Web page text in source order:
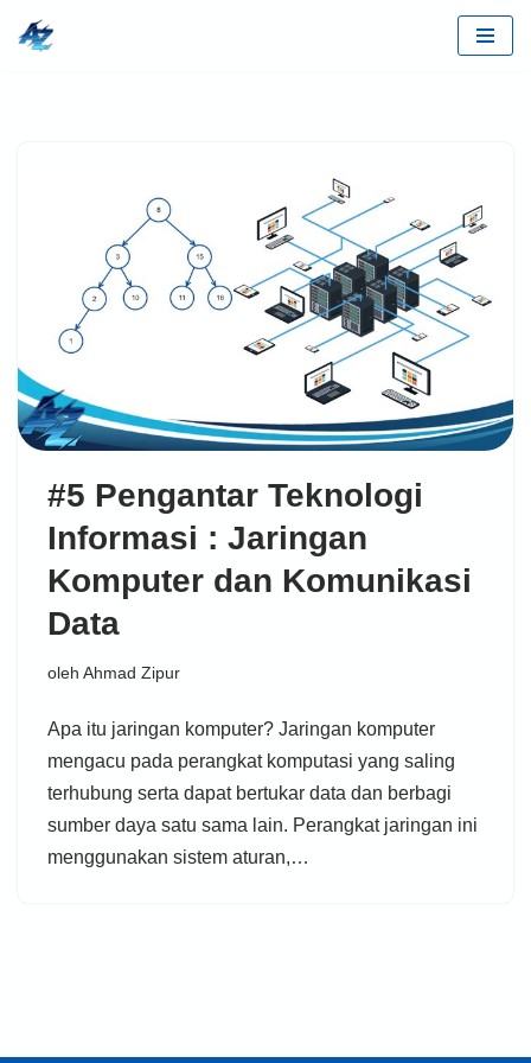
#5 Pengantar Teknologi
Informasi : Jaringan
Komputer dan Komunikasi
Data
oleh Ahmad Zipur
Apa itu jaringan komputer? Jaringan komputer
mengacu pada perangkat komputasi yang saling
terhubung serta dapat bertukar data dan berbagi
sumber daya satu sama lain. Perangkat jaringan ini
menggunakan sistem aturan,…